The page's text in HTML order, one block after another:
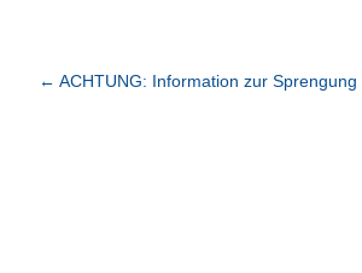
← ACHTUNG: Information zur